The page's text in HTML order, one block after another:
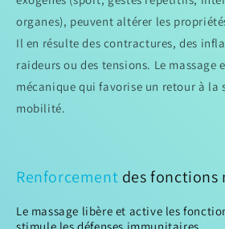
organes), peuvent altérer les
Il en résulte des contractures, des
raideurs ou des tensions. Le massage
mécanique qui favorise un retour à la
mobilité.
Renforcement des fonctions
Le massage libère et active les